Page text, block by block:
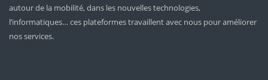
autour de la mobilité, dans les nouvelles technologies,
l’informatiques… ces plateformes travaillent avec nous pour améliorer
nos services.